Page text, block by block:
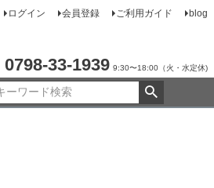
ログイン 会員登録 ご利用ガイド blog
0798-33-1939 9:30〜18:00（火・水定休)